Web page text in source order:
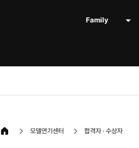
Family
모델연기센터 합격자 · 수상자